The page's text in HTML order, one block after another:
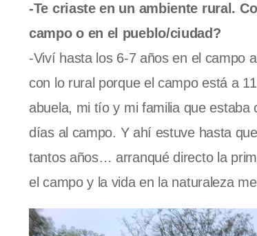
-Te criaste en un ambiente rural.
campo o en el pueblo/ciudad?
-Viví hasta los 6-7 años en el campo
con lo rural porque el campo está a
abuela, mi tío y mi familia que
días al campo. Y ahí estuve hasta
tantos años… arranqué directo la
el campo y la vida en la naturaleza